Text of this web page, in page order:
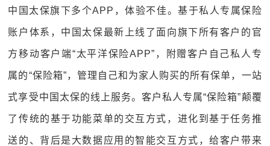
中国太保旗下多个APP，体验不佳。基于私人专属保险
账户体系，中国太保最新上线了面向旗下所有客户的官
方移动客户端“太平洋保险APP”，附赠客户自己私人专
属的“保险箱”，管理自己和为家人购买的所有保单，一站
式享受中国太保的线上服务。客户私人专属“保险箱”颠覆
了传统的基于功能菜单的交互方式，进化到基于任务推
送的、背后是大数据应用的智能交互方式，给客户带来